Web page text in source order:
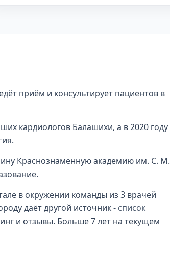
приём и консультирует пациентов в
кардиологов Балашихи, а в 2020 году
Краснознаменную академию им. С. М.
в окружении команды из 3 врачей
даёт другой источник - список
и отзывы. Больше 7 лет на текущем